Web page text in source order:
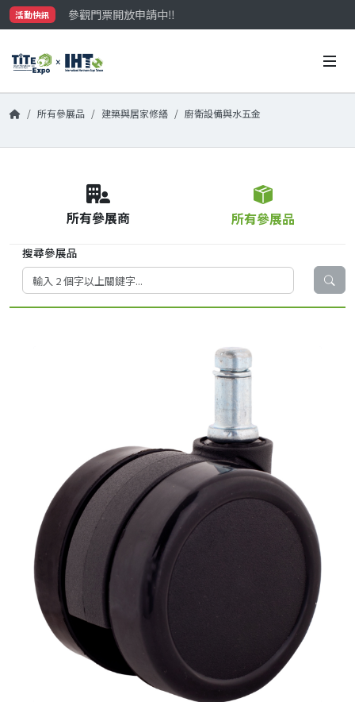
活動快訊
參觀門票開放申請中‼️
最大規模台灣五金展TiTE x IHT，2026/10/20-22與您在
所有參展品 建築與居家修繕 廚衛設備與水五金
所有參展商 所有參展品
搜尋參展品